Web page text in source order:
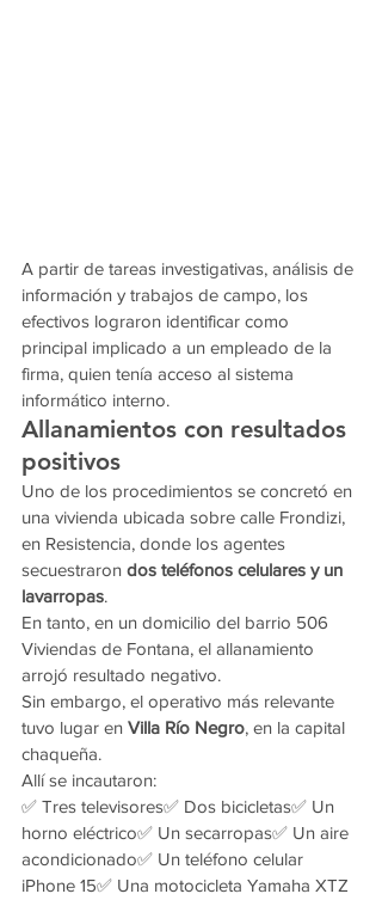
A partir de tareas investigativas, análisis de
información y trabajos de campo, los
efectivos lograron identificar como
principal implicado a un empleado de la
firma, quien tenía acceso al sistema
informático interno.
Allanamientos con resultados
positivos
Uno de los procedimientos se concretó en
una vivienda ubicada sobre calle Frondizi,
en Resistencia, donde los agentes
secuestraron dos teléfonos celulares y un
lavarropas.
En tanto, en un domicilio del barrio 506
Viviendas de Fontana, el allanamiento
arrojó resultado negativo.
Sin embargo, el operativo más relevante
tuvo lugar en Villa Río Negro, en la capital
chaqueña.
Allí se incautaron:
✅ Tres televisores✅ Dos bicicletas✅ Un
horno eléctrico✅ Un secarropas✅ Un aire
acondicionado✅ Un teléfono celular
iPhone 15✅ Una motocicleta Yamaha XTZ